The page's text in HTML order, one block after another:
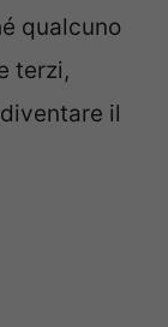
qualcuno
terzi,
il